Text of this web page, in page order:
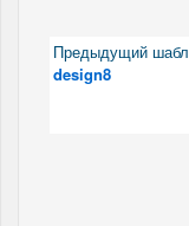
Предыдущий
design8